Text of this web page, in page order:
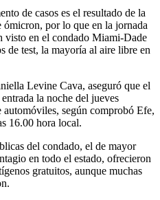
de casos es el resultado de la
por lo que en la jornada
visto en el condado Miami-Dade
de test, la mayoría al aire libre en
Levine Cava, aseguró que el
la noche del jueves
según comprobó Efe,
16.00 hora local.
del condado, el de mayor
en todo el estado, ofrecieron
gratuitos, aunque muchas